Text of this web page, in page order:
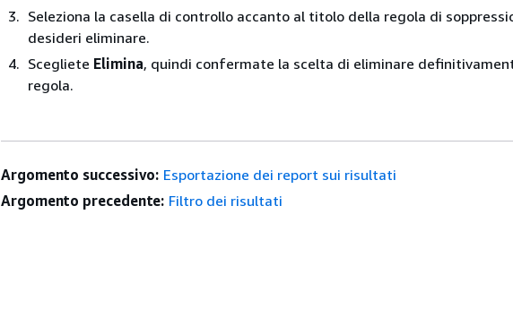
Seleziona la casella di controllo accanto al titolo della regola di
desideri eliminare.
Scegliete Elimina, quindi confermate la scelta di eliminare
regola.
Argomento successivo: Esportazione dei report sui risultati
Argomento precedente: Filtro dei risultati